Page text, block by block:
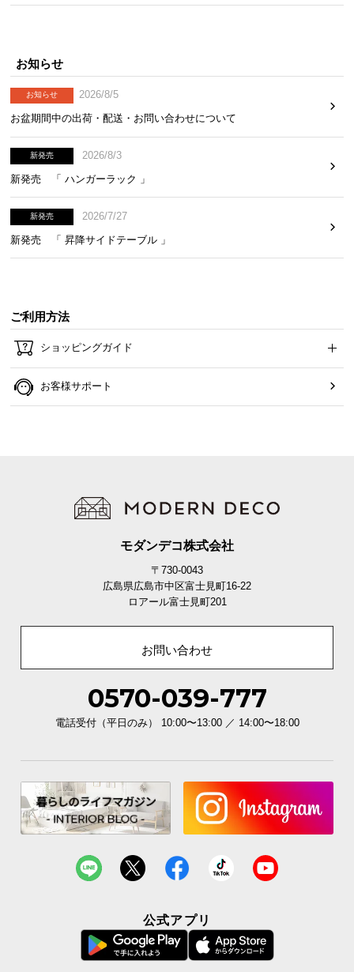
ホルムアルデヒドとは
高い安全性の証であるF☆☆☆☆獲得
合板や接着剤などは低ホルムの最高等級F☆☆☆☆を
獲得した素材を使用しております。
F☆☆☆☆（エフ・フォースター）とは
できる、最も安全だと認定された等級になりま
す。
安全面にも配慮した設計
どんなシーンでも安心してお使い頂けるよう、安全
面にもしっかり配慮しています。
お知らせ
お知らせ
2026/8/5
お盆期間中の出荷・配送・お問い合わせについて
新発売
2026/8/3
新発売 「 ハンガーラック 」
新発売
2026/7/27
新発売 「 昇降サイドテーブル 」
ご利用方法
ショッピングガイド
お客様サポート
モダンデコ株式会社
〒730-0043
広島県広島市中区富士見町16-22
ロアール富士見町201
お問い合わせ
0570-039-777
電話受付（平日のみ） 10:00〜13:00 ／ 14:00〜18:00
公式アプリ